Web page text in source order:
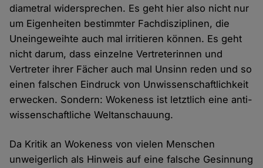
diametral widersprechen. Es geht hier also nicht nur
um Eigenheiten bestimmter Fachdisziplinen, die
Uneingeweihte auch mal irritieren können. Es geht
nicht darum, dass einzelne Vertreterinnen und
Vertreter ihrer Fächer auch mal Unsinn reden und so
einen falschen Eindruck von Unwissenschaftlichkeit
erwecken. Sondern: Wokeness ist letztlich eine anti-
wissenschaftliche Weltanschauung.
Da Kritik an Wokeness von vielen Menschen
unweigerlich als Hinweis auf eine falsche Gesinnung